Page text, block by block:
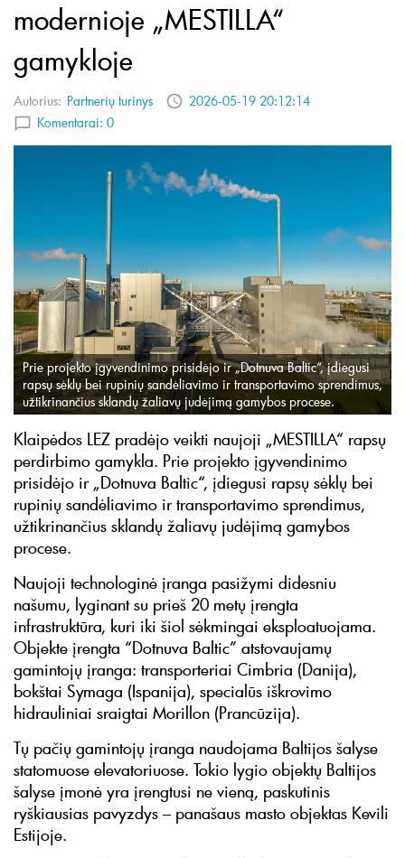
modernioje „MESTILLA“
gamykloje
Autorius: Partnerių turinys
2026-05-19 20:12:14
Komentarai: 0
Prie projekto įgyvendinimo prisidėjo ir „Dotnuva Baltic“, įdiegusi
rapsų sėklų bei rupinių sandėliavimo ir transportavimo sprendimus,
užtikrinančius sklandų žaliavų judėjimą gamybos procese.
Klaipėdos LEZ pradėjo veikti naujoji „MESTILLA“ rapsų
perdirbimo gamykla. Prie projekto įgyvendinimo
prisidėjo ir „Dotnuva Baltic“, įdiegusi rapsų sėklų bei
rupinių sandėliavimo ir transportavimo sprendimus,
užtikrinančius sklandų žaliavų judėjimą gamybos
procese.
Naujoji technologinė įranga pasižymi didesniu
našumu, lyginant su prieš 20 metų įrengta
infrastruktūra, kuri iki šiol sėkmingai eksploatuojama.
Objekte įrengta “Dotnuva Baltic” atstovaujamų
gamintojų įranga: transporteriai Cimbria (Danija),
bokštai Symaga (Ispanija), specialūs iškrovimo
hidrauliniai sraigtai Morillon (Prancūzija).
Tų pačių gamintojų įranga naudojama Baltijos šalyse
statomuose elevatoriuose. Tokio lygio objektų Baltijos
šalyse įmonė yra įrengtusi ne vieną, paskutinis
ryškiausias pavyzdys – panašaus masto objektas Kevili
Estijoje.